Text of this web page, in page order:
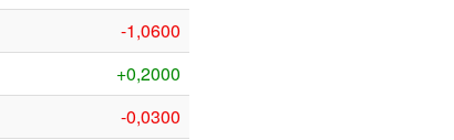
-1,0600
+0,2000
-0,0300